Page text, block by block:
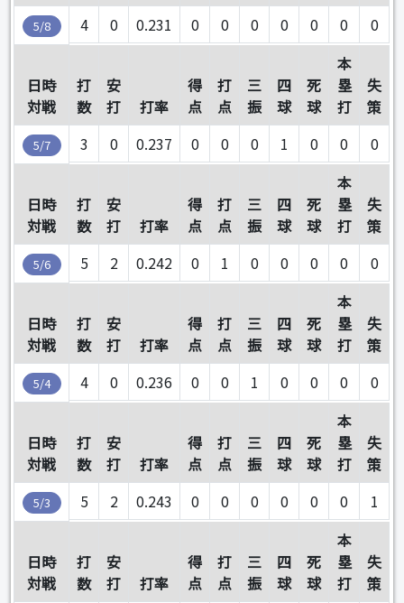
5/8 4 0 0.231 0 0 0 0 0 0 0
日時
対戦
打
数
安
打
打率
得
点
打
点
三
振
四
球
死
球
本
塁
打
失
策
5/7 3 0 0.237 0 0 0 1 0 0 0
日時
対戦
打
数
安
打
打率
得
点
打
点
三
振
四
球
死
球
本
塁
打
失
策
5/6 5 2 0.242 0 1 0 0 0 0 0
日時
対戦
打
数
安
打
打率
得
点
打
点
三
振
四
球
死
球
本
塁
打
失
策
5/4 4 0 0.236 0 0 1 0 0 0 0
日時
対戦
打
数
安
打
打率
得
点
打
点
三
振
四
球
死
球
本
塁
打
失
策
5/3 5 2 0.243 0 0 0 0 0 0 1
日時
対戦
打
数
安
打
打率
得
点
打
点
三
振
四
球
死
球
本
塁
打
失
策